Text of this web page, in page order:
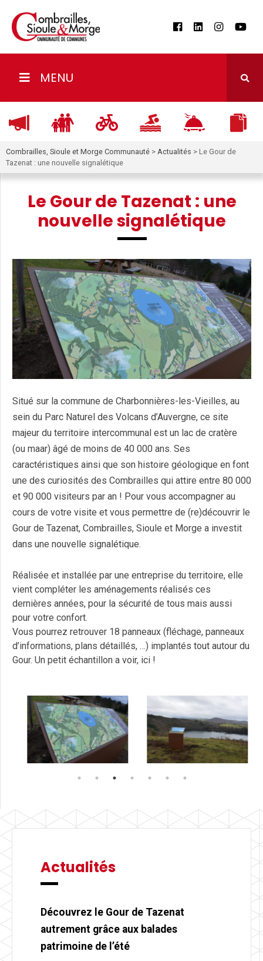
MENU
Combrailles, Sioule et Morge Communauté > Actualités > Le Gour de
Tazenat : une nouvelle signalétique
Le Gour de Tazenat : une
nouvelle signalétique
Situé sur la commune de Charbonnières-les-Vieilles, au
sein du Parc Naturel des Volcans d’Auvergne, ce site
majeur du territoire intercommunal est un lac de cratère
(ou maar) âgé de moins de 40 000 ans. Ses
caractéristiques ainsi que son histoire géologique en font
une des curiosités des Combrailles qui attire entre 80 000
et 90 000 visiteurs par an ! Pour vous accompagner au
cours de votre visite et vous permettre de (re)découvrir le
Gour de Tazenat, Combrailles, Sioule et Morge a investit
dans une nouvelle signalétique.
Réalisée et installée par une entreprise du territoire, elle
vient compléter les aménagements réalisés ces
dernières années, pour la sécurité de tous mais aussi
pour votre confort.
Vous pourrez retrouver 18 panneaux (fléchage, panneaux
d’informations, plans détaillés, …) implantés tout autour du
Gour. Un petit échantillon a voir, ici !
Actualités
Découvrez le Gour de Tazenat
autrement grâce aux balades
patrimoine de l’été